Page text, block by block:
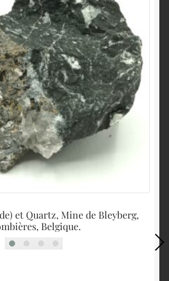
et Quartz, Mine de Bleyberg,
Belgique.